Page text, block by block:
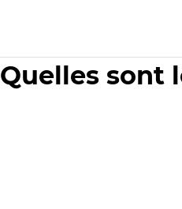
Quelles sont